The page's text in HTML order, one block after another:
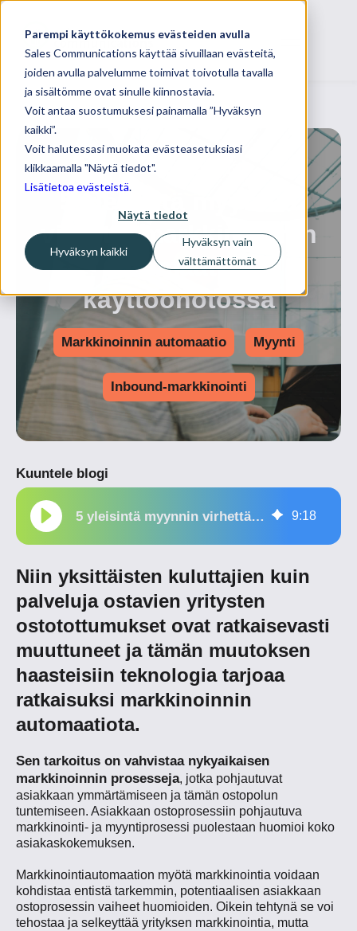
Parempi käyttökokemus evästeiden avulla
Sales Communications käyttää sivuillaan evästeitä,
joiden avulla palvelumme toimivat toivotulla tavalla
ja sisältömme ovat sinulle kiinnostavia.
Voit antaa suostumuksesi painamalla ”Hyväksyn
kaikki”.
Voit halutessasi muokata evästeasetuksiasi
klikkaamalla "Näytä tiedot".
Lisätietoa evästeistä.
Näytä tiedot
Hyväksyn kaikki
Hyväksyn vain
välttämättömät
13 maaliskuuta, 2019
virhettä markkinoinnin
automaation
käyttöönotossa
Markkinoinnin automaatio Myynti
Inbound-markkinointi
Kuuntele blogi
5 yleisintä myynnin virhettä markkinoinnin automaation käyttöönotossa 9:18
Niin yksittäisten kuluttajien kuin
palveluja ostavien yritysten
ostotottumukset ovat ratkaisevasti
muuttuneet ja tämän muutoksen
haasteisiin teknologia tarjoaa
ratkaisuksi markkinoinnin
automaatiota.
Sen tarkoitus on vahvistaa nykyaikaisen
markkinoinnin prosesseja, jotka pohjautuvat
asiakkaan ymmärtämiseen ja tämän ostopolun
tuntemiseen. Asiakkaan ostoprosessiin pohjautuva
markkinointi- ja myyntiprosessi puolestaan huomioi koko
asiakaskokemuksen.
Markkinointiautomaation myötä markkinointia voidaan
kohdistaa entistä tarkemmin, potentiaalisen asiakkaan
ostoprosessin vaiheet huomioiden. Oikein tehtynä se voi
tehostaa ja selkeyttää yrityksen markkinointia, mutta